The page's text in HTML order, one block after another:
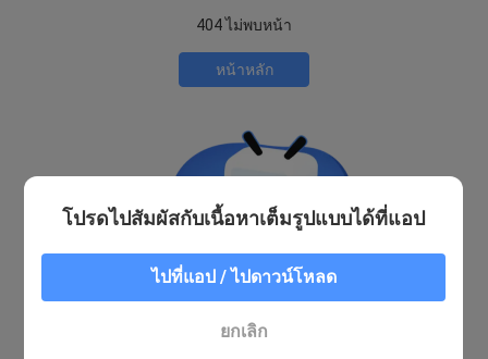
404 ไม่พบหน้า
หน้าหลัก
โปรดไปสัมผัสกับเนื้อหาเต็มรูปแบบได้ที่แอป
ไปที่แอป / ไปดาวน์โหลด
ยกเลิก